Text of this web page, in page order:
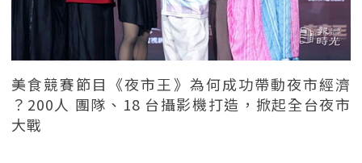
美食競賽節目《夜市王》為何成功帶動夜市經濟
？200人 團隊、18 台攝影機打造，掀起全台夜市
大戰